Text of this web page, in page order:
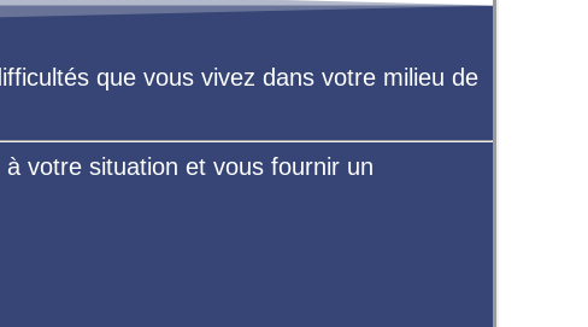
que vous vivez dans votre milieu de
votre situation et vous fournir un